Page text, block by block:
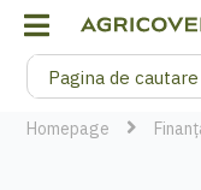
Homepage